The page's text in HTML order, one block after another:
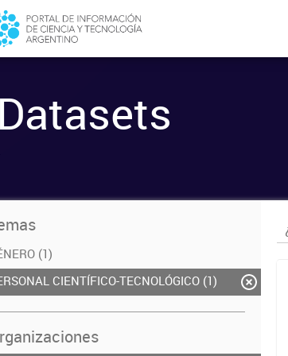
Datasets
(1)
CIENTÍFICO-TECNOLÓGICO (1)